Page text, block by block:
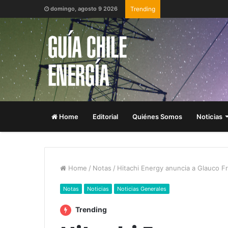
domingo, agosto 9 2026 Trending
Home Editorial Quiénes Somos Noticias
Home / Notas / Hitachi Energy anuncia a Glauco
Notas Noticias Noticias Generales
Trending